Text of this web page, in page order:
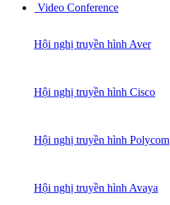
Video Conference
Hội nghị truyền hình Aver
Hội nghị truyền hình Cisco
Hội nghị truyền hình Polycom
Hội nghị truyền hình Avaya